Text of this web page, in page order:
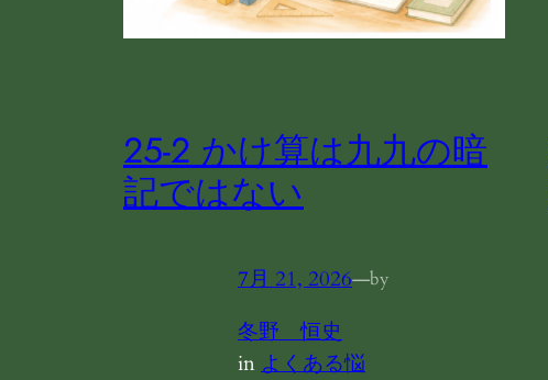
25‐2 かけ算は九九の暗
記ではない
7月 21, 2026—by
冬野 恒史
in よくある悩